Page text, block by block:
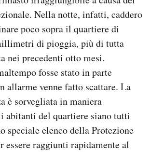
Nella notte, infatti, caddero
poco sopra il quartiere di
di pioggia, più di tutta
nei precedenti otto mesi.
fosse stato in parte
allarme venne fatto scattare. La
è sorvegliata in maniera
abitanti del quartiere siano tutti
speciale elenco della Protezione
essere raggiunti rapidamente al